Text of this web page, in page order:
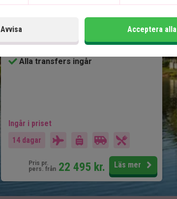
Kuala Lumpur
Penang
Langkawi
Alla transfers ingår
Ingår i priset
14 dagar
Pris pr.
pers. från 22 495 kr. Läs mer
Avvisa Acceptera alla